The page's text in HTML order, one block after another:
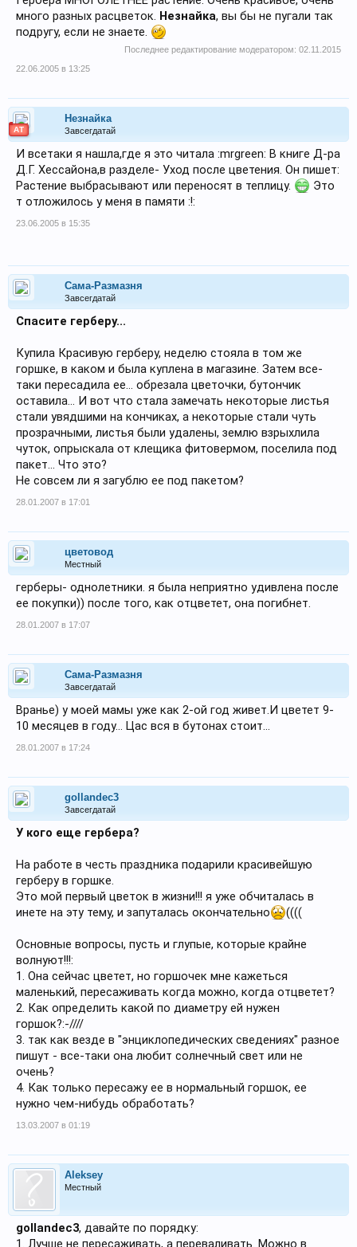
много разных расцветок. Незнайка, вы бы не пугали так
подругу, если не знаете.
Последнее редактирование модератором: 02.11.2015
22.06.2005 в 13:25
АТ
Незнайка
Завсегдатай
И всетаки я нашла,где я это читала :mrgreen: В книге Д-ра
Д.Г. Хессайона,в разделе- Уход после цветения. Он пишет:
Растение выбрасывают или переносят в теплицу.
Это
т отложилось у меня в памяти :!:
23.06.2005 в 15:35
Сама-Размазня
Завсегдатай
Спасите герберу...
Купила Красивую герберу, неделю стояла в том же
горшке, в каком и была куплена в магазине. Затем все-
таки пересадила ее... обрезала цветочки, бутончик
оставила... И вот что стала замечать некоторые листья
стали увядшими на кончиках, а некоторые стали чуть
прозрачными, листья были удалены, землю взрыхлила
чуток, опрыскала от клещика фитовермом, поселила под
пакет... Что это?
Не совсем ли я загублю ее под пакетом?
28.01.2007 в 17:01
цветовод
Местный
герберы- однолетники. я была неприятно удивлена после
ее покупки)) после того, как отцветет, она погибнет.
28.01.2007 в 17:07
Сама-Размазня
Завсегдатай
Вранье) у моей мамы уже как 2-ой год живет.И цветет 9-
10 месяцев в году... Цас вся в бутонах стоит...
28.01.2007 в 17:24
gollandec3
Завсегдатай
У кого еще гербера?
На работе в честь праздника подарили красивейшую
герберу в горшке.
Это мой первый цветок в жизни!!! я уже обчиталась в
инете на эту тему, и запуталась окончательно
((((
Основные вопросы, пусть и глупые, которые крайне
волнуют!!!:
1. Она сейчас цветет, но горшочек мне кажеться
маленький, пересаживать когда можно, когда отцветет?
2. Как определить какой по диаметру ей нужен
горшок?:-////
3. так как везде в "энциклопедических сведениях" разное
пишут - все-таки она любит солнечный свет или не
очень?
4. Как только пересажу ее в нормальный горшок, ее
нужно чем-нибудь обработать?
13.03.2007 в 01:19
Aleksey
Местный
gollandec3, давайте по порядку:
1. Лучше не пересаживать, а переваливать. Можно в